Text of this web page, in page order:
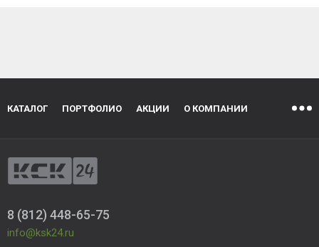
КАТАЛОГ ПОРТФОЛИО АКЦИИ О КОМПАНИИ
8 (812) 448-65-75
info@ksk24.ru